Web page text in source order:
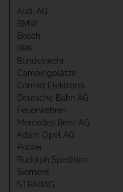
Audi AG
BMW
Bosch
BRK
Bundeswehr
Campingplätze
Conrad Elektronik
Deutsche Bahn AG
Feuerwehren
Mercedes Benz AG
Adam Opel AG
Polizei
Rudolph Spedition
Siemens
STRABAG